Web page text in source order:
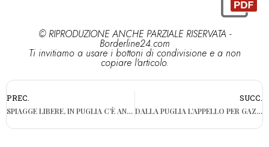
© RIPRODUZIONE ANCHE PARZIALE RISERVATA -
Borderline24.com
Ti invitiamo a usare i bottoni di condivisione e a non
copiare l'articolo.
PREC.
SPIAGGE LIBERE, IN PUGLIA C’È ANCORA TEMPO: RIAPERTI I TERMINI DEL BANDO DA 3,45 MILIONI
SUCC.
DALLA PUGLIA L’APPELLO PER GAZA, APPROVATA IN CONSIGLIO MOZIONE PER CHIEDERE AIUTI UMANITARI